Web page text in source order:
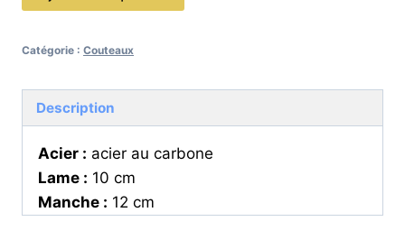
de
brut
forge
3
Catégorie : Couteaux
Description
Acier : acier au carbone
Lame : 10 cm
Manche : 12 cm